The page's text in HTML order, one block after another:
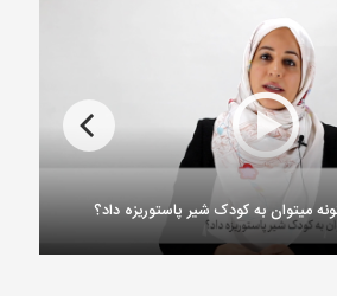
میتوان به کودک شیر پاستوریزه داد؟